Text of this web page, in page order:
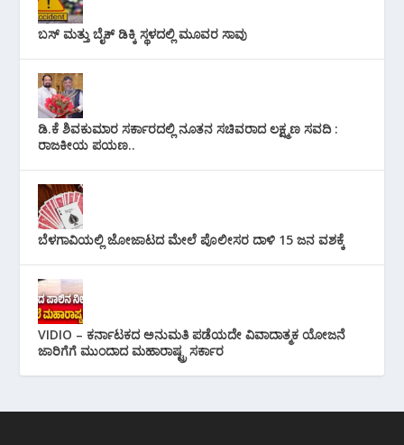
ಬಸ್ ಮತ್ತು ಬೈಕ್ ಡಿಕ್ಕಿ ಸ್ಥಳದಲ್ಲಿ ಮೂವರ ಸಾವು
ಡಿ.ಕೆ ಶಿವಕುಮಾರ ಸರ್ಕಾರದಲ್ಲಿ ನೂತನ ಸಚಿವರಾದ ಲಕ್ಷ್ಮಣ ಸವದಿ :
ರಾಜಕೀಯ ಪಯಣ..
ಬೆಳಗಾವಿಯಲ್ಲಿ ಜೋಜಾಟದ ಮೇಲೆ ಪೊಲೀಸರ ದಾಳಿ 15 ಜನ ವಶಕ್ಕೆ
VIDIO – ಕರ್ನಾಟಕದ ಅನುಮತಿ ಪಡೆಯದೇ ವಿವಾದಾತ್ಮಕ ಯೋಜನೆ
ಜಾರಿಗೆಗೆ ಮುಂದಾದ ಮಹಾರಾಷ್ಟ್ರ ಸರ್ಕಾರ